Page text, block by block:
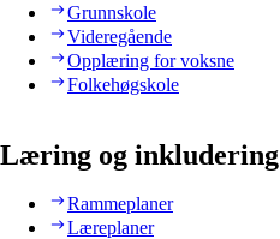
Grunnskole
Videregående
Opplæring for voksne
Folkehøgskole
Læring og inkludering
Rammeplaner
Læreplaner